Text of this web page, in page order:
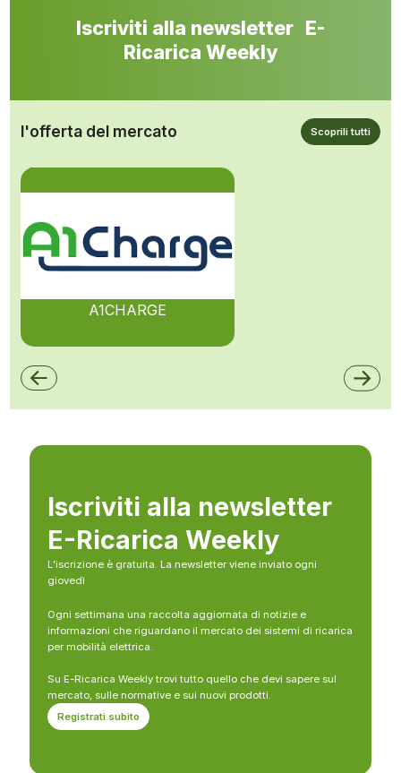
Iscriviti alla newsletter E-
Ricarica Weekly
l'offerta del mercato Scoprili tutti
A1CHARGE
Iscriviti alla newsletter
E-Ricarica Weekly
L’iscrizione è gratuita. La newsletter viene inviato ogni
giovedì
Ogni settimana una raccolta aggiornata di notizie e
informazioni che riguardano il mercato dei sistemi di ricarica
per mobilità elettrica.
Su E-Ricarica Weekly trovi tutto quello che devi sapere sul
mercato, sulle normative e sui nuovi prodotti.
Registrati subito